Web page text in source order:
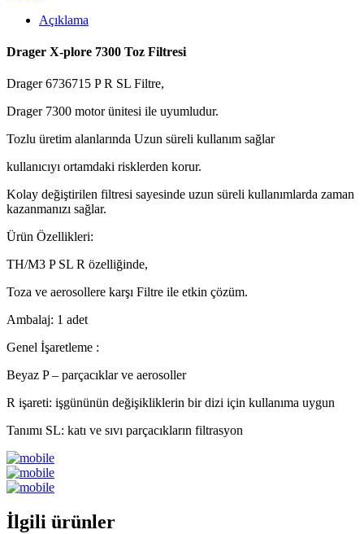
Açıklama
Drager X-plore 7300 Toz Filtresi
Drager 6736715 P R SL Filtre,
Drager 7300 motor ünitesi ile uyumludur.
Tozlu üretim alanlarında Uzun süreli kullanım sağlar
kullanıcıyı ortamdaki risklerden korur.
Kolay değiştirilen filtresi sayesinde uzun süreli kullanımlarda zaman
kazanmanızı sağlar.
Ürün Özellikleri:
TH/M3 P SL R özelliğinde,
Toza ve aerosollere karşı Filtre ile etkin çözüm.
Ambalaj: 1 adet
Genel İşaretleme :
Beyaz P – parçacıklar ve aerosoller
R işareti: işgününün değişikliklerin bir dizi için kullanıma uygun
Tanımı SL: katı ve sıvı parçacıkların filtrasyon
İlgili ürünler